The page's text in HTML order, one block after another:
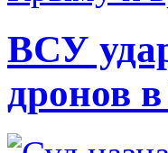
ВСУ
дронов